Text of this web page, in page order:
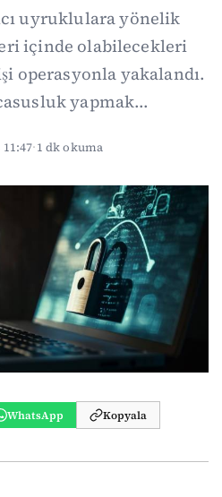
uyruklulara yönelik
içinde olabilecekleri
operasyonla yakalandı.
yapmak...
·1 dk okuma
WhatsApp Kopyala